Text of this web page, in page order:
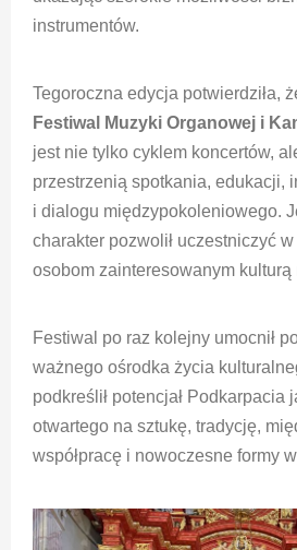
instrumentów.
Tegoroczna edycja potwierdziła,
Festiwal Muzyki Organowej i
jest nie tylko cyklem koncertów,
przestrzenią spotkania, edukacji,
i dialogu międzypokoleniowego.
charakter pozwolił uczestniczyć
osobom zainteresowanym kulturą
Festiwal po raz kolejny umocnił
ważnego ośrodka życia
podkreślił potencjał Podkarpacia
otwartego na sztukę, tradycję,
współpracę i nowoczesne formy